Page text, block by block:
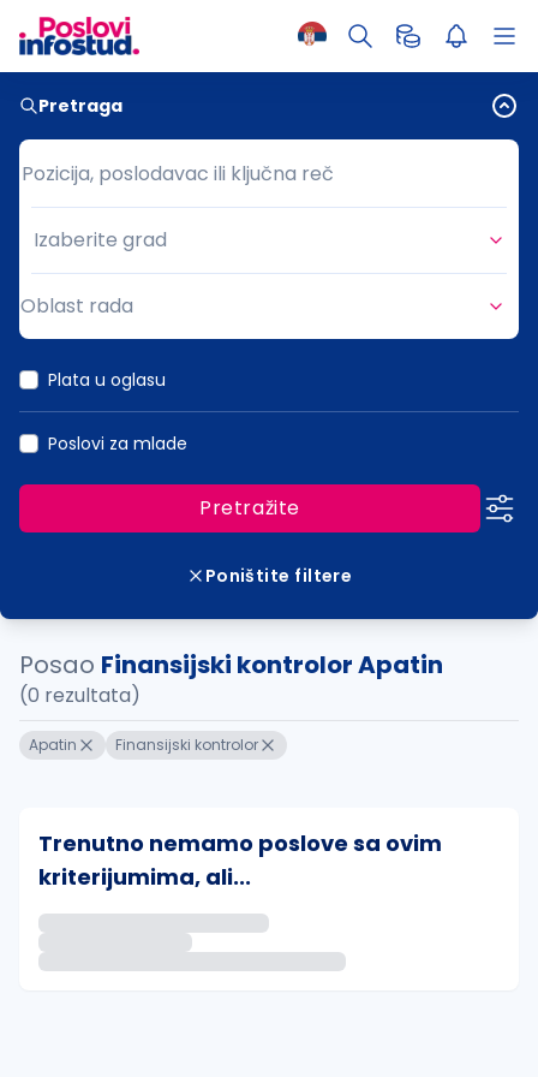
Pretraga
Pozicija, poslodavac ili ključna reč
Pozicija, poslodavac ili ključna reč
Grad
Izaberite grad
Oblast rada
Plata u oglasu
Poslovi za mlade
Pretražite
Poništite filtere
Posao Finansijski kontrolor Apatin
(0 rezultata)
Apatin Finansijski kontrolor
Trenutno nemamo poslove sa ovim
kriterijumima, ali...